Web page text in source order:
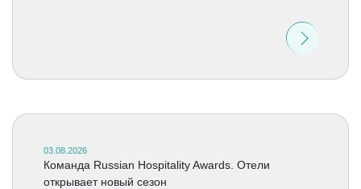
03.08.2026
Команда Russian Hospitality Awards. Отели
открывает новый сезон